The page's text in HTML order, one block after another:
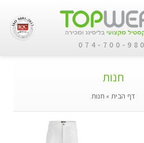
074-700-
חנות
דף הבית » חנות